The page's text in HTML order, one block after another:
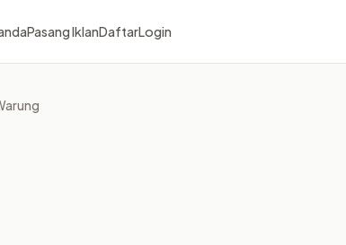
Pasang IklanDaftarLogin